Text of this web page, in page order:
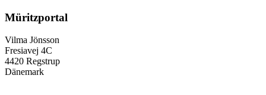
Müritzportal
Vilma Jönsson
Fresiavej 4C
4420 Regstrup
Dänemark